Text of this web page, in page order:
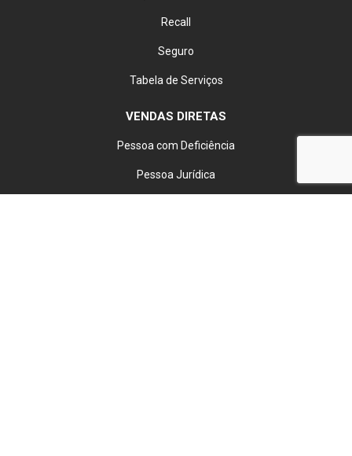
Recall
Seguro
Tabela de Serviços
VENDAS DIRETAS
Pessoa com Deficiência
Pessoa Jurídica